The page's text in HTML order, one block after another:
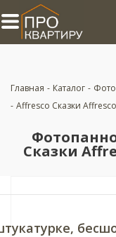
Главная - Каталог -
- Affresco Сказки
Сказки